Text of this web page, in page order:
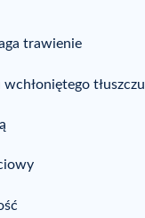
trawienie
tłuszczu